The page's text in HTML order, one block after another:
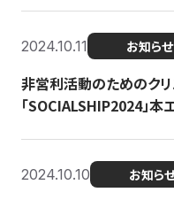
2024.10.11 お知らせ
非営利活動のためのク
「SOCIALSHIP2024」
2024.10.10 お知ら